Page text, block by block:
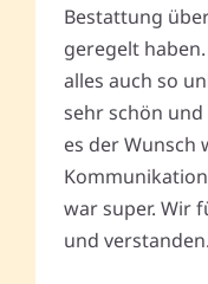
Bestattung
geregelt
alles auch so
sehr schön und
es der Wunsch
war super. Wir
und